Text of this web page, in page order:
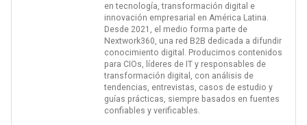
en tecnología, transformación digital e
innovación empresarial en América Latina.
Desde 2021, el medio forma parte de
Nextwork360, una red B2B dedicada a difundir
conocimiento digital. Producimos contenidos
para CIOs, líderes de IT y responsables de
transformación digital, con análisis de
tendencias, entrevistas, casos de estudio y
guías prácticas, siempre basados en fuentes
confiables y verificables.